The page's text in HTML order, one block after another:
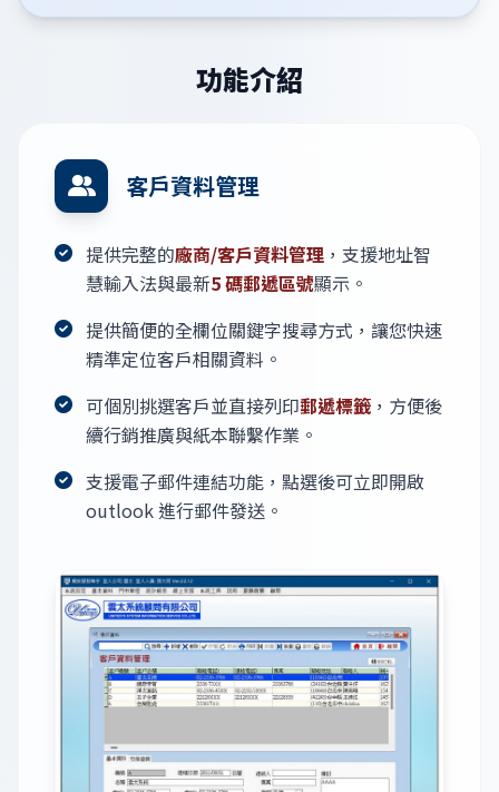
功能介紹
客戶資料管理
提供完整的廠商/客戶資料管理 ，支援地址智
慧輸入法與最新5 碼郵遞區號顯示。
提供簡便的全欄位關鍵字搜尋方式，讓您快速
精準定位客戶相關資料。
可個別挑選客戶並直接列印郵遞標籤 ，方便後
續行銷推廣與紙本聯繫作業。
支援電子郵件連結功能，點選後可立即開啟
outlook 進行郵件發送。